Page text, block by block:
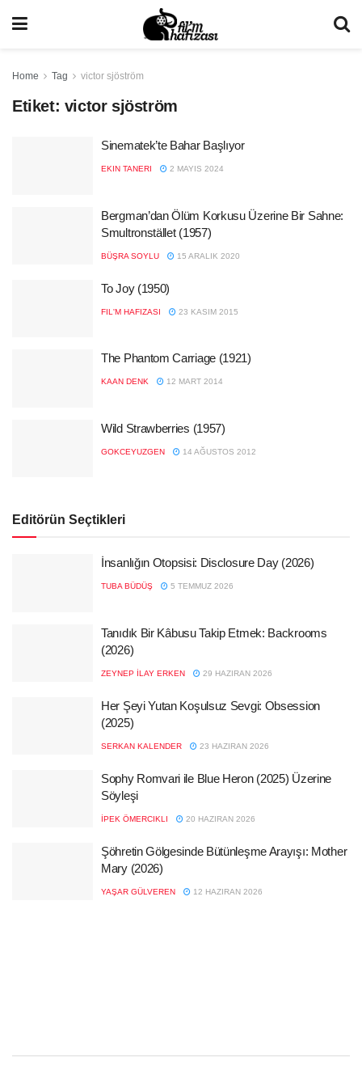
Home Tag victor sjöström
Etiket: victor sjöström
Sinematek’te Bahar Başlıyor
EKIN TANERI 2 MAYIS 2024
Bergman’dan Ölüm Korkusu Üzerine Bir Sahne:
Smultronstället (1957)
BÜŞRA SOYLU 15 ARALIK 2020
To Joy (1950)
FIL'M HAFIZASI 23 KASIM 2015
The Phantom Carriage (1921)
KAAN DENK 12 MART 2014
Wild Strawberries (1957)
GOKCEYUZGEN 14 AĞUSTOS 2012
Editörün Seçtikleri
İnsanlığın Otopsisi: Disclosure Day (2026)
TUBA BÜDÜŞ 5 TEMMUZ 2026
Tanıdık Bir Kâbusu Takip Etmek: Backrooms
(2026)
ZEYNEP İLAY ERKEN 29 HAZIRAN 2026
Her Şeyi Yutan Koşulsuz Sevgi: Obsession
(2025)
SERKAN KALENDER 23 HAZIRAN 2026
Sophy Romvari ile Blue Heron (2025) Üzerine
Söyleşi
İPEK ÖMERCIKLI 20 HAZIRAN 2026
Şöhretin Gölgesinde Bütünleşme Arayışı: Mother
Mary (2026)
YAŞAR GÜLVEREN 12 HAZIRAN 2026